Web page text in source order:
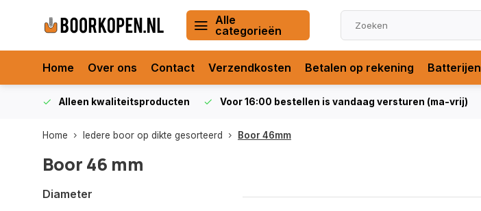
Alle
categorieën
Home Over ons Contact Verzendkosten Betalen op rekening Batterijen
Alleen kwaliteitsproducten Voor 16:00 bestellen is vandaag versturen (ma-vrij)
Home Iedere boor op dikte gesorteerd Boor 46mm
Boor 46 mm
Diameter